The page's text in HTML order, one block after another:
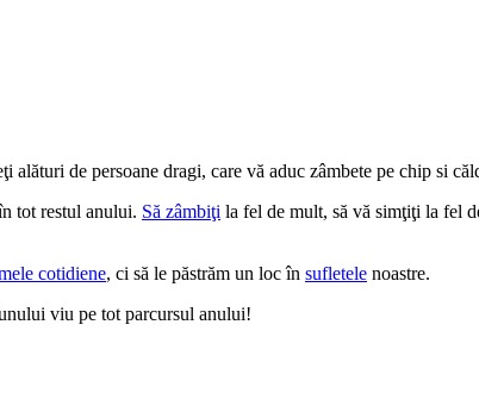
alături de persoane dragi, care vă aduc zâmbete pe chip si
tot restul anului. Să zâmbiţi la fel de mult, să vă simţiţi la fel
cotidiene, ci să le păstrăm un loc în sufletele noastre.
viu pe tot parcursul anului!